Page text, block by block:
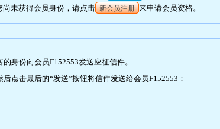
尚未获得会员身份，请点击 新会员注册 来申请会员资格。
身份向会员F152553发送应征信件。
点击最后的“发送”按钮将信件发送给会员F152553：